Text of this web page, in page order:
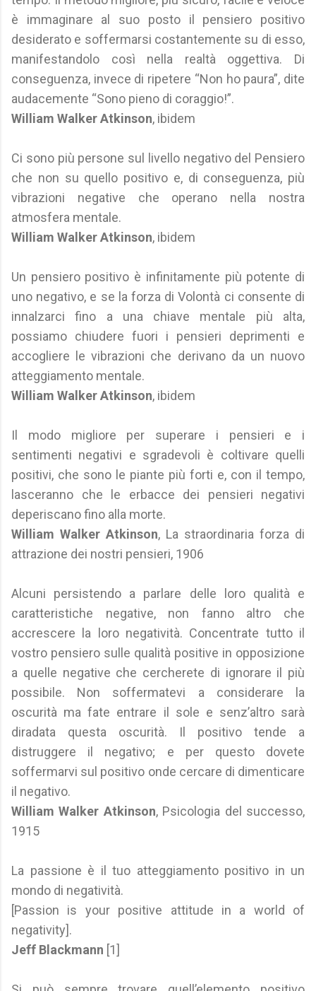
è immaginare al suo posto il pensiero positivo
desiderato e soffermarsi costantemente su di esso,
manifestandolo così nella realtà oggettiva. Di
conseguenza, invece di ripetere “Non ho paura”, dite
audacemente “Sono pieno di coraggio!”.
William Walker Atkinson, ibidem
Ci sono più persone sul livello negativo del Pensiero
che non su quello positivo e, di conseguenza, più
vibrazioni negative che operano nella nostra
atmosfera mentale.
William Walker Atkinson, ibidem
Un pensiero positivo è infinitamente più potente di
uno negativo, e se la forza di Volontà ci consente di
innalzarci fino a una chiave mentale più alta,
possiamo chiudere fuori i pensieri deprimenti e
accogliere le vibrazioni che derivano da un nuovo
atteggiamento mentale.
William Walker Atkinson, ibidem
Il modo migliore per superare i pensieri e i
sentimenti negativi e sgradevoli è coltivare quelli
positivi, che sono le piante più forti e, con il tempo,
lasceranno che le erbacce dei pensieri negativi
deperiscano fino alla morte.
William Walker Atkinson, La straordinaria forza di
attrazione dei nostri pensieri, 1906
Alcuni persistendo a parlare delle loro qualità e
caratteristiche negative, non fanno altro che
accrescere la loro negatività. Concentrate tutto il
vostro pensiero sulle qualità positive in opposizione
a quelle negative che cercherete di ignorare il più
possibile. Non soffermatevi a considerare la
oscurità ma fate entrare il sole e senz’altro sarà
diradata questa oscurità. Il positivo tende a
distruggere il negativo; e per questo dovete
soffermarvi sul positivo onde cercare di dimenticare
il negativo.
William Walker Atkinson, Psicologia del successo,
1915
La passione è il tuo atteggiamento positivo in un
mondo di negatività.
[Passion is your positive attitude in a world of
negativity].
Jeff Blackmann [1]